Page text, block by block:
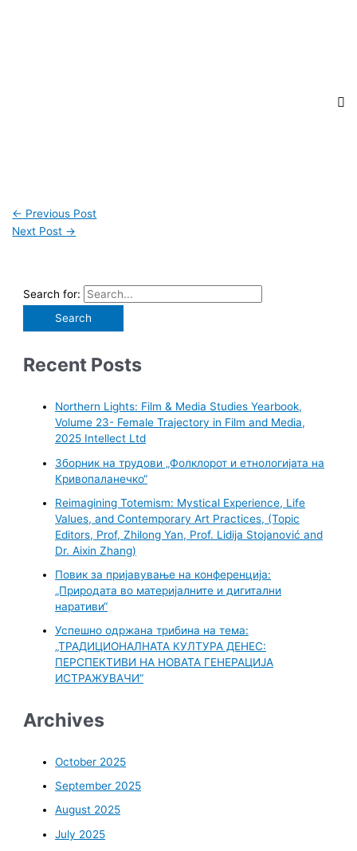
← Previous Post
Next Post →
Search for:
Recent Posts
Northern Lights: Film & Media Studies Yearbook,
Volume 23- Female Trajectory in Film and Media,
2025 Intellect Ltd
Зборник на трудови „Фолклорот и етнологијата на
Кривопаланечко“
Reimagining Totemism: Mystical Experience, Life
Values, and Contemporary Art Practices, (Topic
Editors, Prof, Zhilong Yan, Prof. Lidija Stojanović and
Dr. Aixin Zhang)
Повик за пријавување на конференција:
„Природата во материјалните и дигитални
наративи“
Успешно одржана трибина на тема:
„ТРАДИЦИОНАЛНАТА КУЛТУРА ДЕНЕС:
ПЕРСПЕКТИВИ НА НОВАТА ГЕНЕРАЦИЈА
ИСТРАЖУВАЧИ“
Archives
October 2025
September 2025
August 2025
July 2025